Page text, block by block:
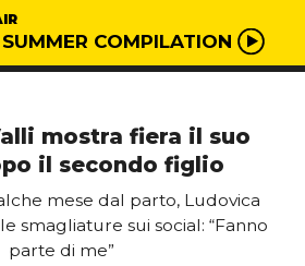
COMPILATION
mostra fiera il suo
il secondo figlio
mese dal parto, Ludovica
smagliature sui social: “Fanno
parte di me”